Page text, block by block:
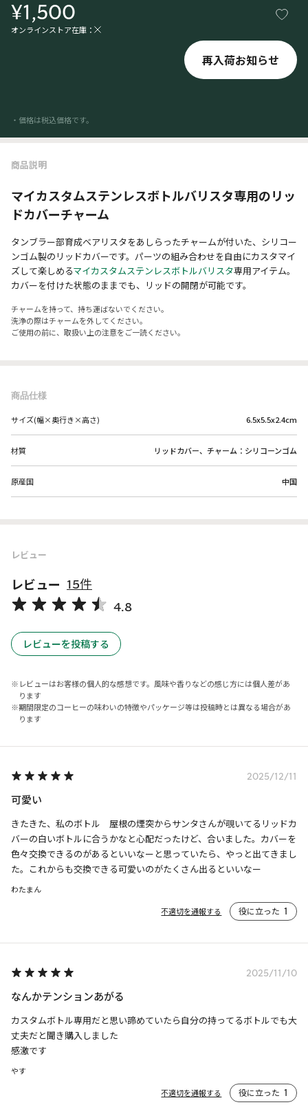
¥1,500
オンラインストア在庫：
再入荷お知らせ
・価格は税込価格です。
商品説明
マイカスタムステンレスボトルバリスタ専用のリッ
ドカバーチャーム
タンブラー部育成ベアリスタをあしらったチャームが付いた、シリコー
ンゴム製のリッドカバーです。パーツの組み合わせを自由にカスタマイ
ズして楽しめるマイカスタムステンレスボトルバリスタ専用アイテム。
カバーを付けた状態のままでも、リッドの開閉が可能です。
チャームを持って、持ち運ばないでください。
洗浄の際はチャームを外してください。
ご使用の前に、取扱い上の注意をご一読ください。
商品仕様
サイズ(幅×奥行き×高さ) 6.5x5.5x2.4cm
材質 リッドカバー、チャーム：シリコーンゴム
原産国 中国
レビュー
レビュー 15件
4.8
レビューを投稿する
レビューはお客様の個人的な感想です。風味や香りなどの感じ方には個人差があ
ります
期間限定のコーヒーの味わいの特徴やパッケージ等は投稿時とは異なる場合があ
ります
2025/12/11
可愛い
きたきた、私のボトル　屋根の煙突からサンタさんが覗いてるリッドカ
バーの白いボトルに合うかなと心配だったけど、合いました。カバーを
色々交換できるのがあるといいなーと思っていたら、やっと出てきまし
た。これからも交換できる可愛いのがたくさん出るといいなー
わたまん
不適切を通報する 役に立った 1
2025/11/10
なんかテンションあがる
カスタムボトル専用だと思い諦めていたら自分の持ってるボトルでも大
丈夫だと聞き購入しました
感激です
やす
不適切を通報する 役に立った 1